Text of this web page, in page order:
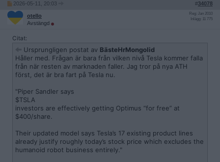
2026-05-11, 20:03 #34078
otello
Avstängd
Reg: Jan 2010
Inlägg: 11 775
Citat:
Ursprungligen postat av BästeHrMongolid
Håller med. Frågan är bara från vilken nivå Tesla kommer falla
från när resten av marknaden faller. Jag tror på nya ATH
först, det är bra fart på Tesla nu.
"Piper Sandler says
$TSLA
investors are effectively getting Optimus “for free” at
$400/share.
Their updated model says Tesla’s 17 existing product lines
already justify roughly today’s stock price which excludes the
humanoid robot business entirely."